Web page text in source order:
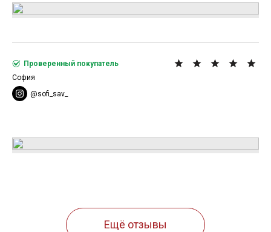
Проверенный покупатель
София
@sofi_sav_
Ещё отзывы